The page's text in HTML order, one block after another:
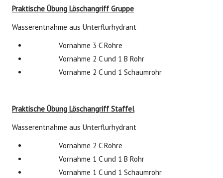
Praktische Übung Löschangriff Gruppe
Wasserentnahme aus Unterflurhydrant
Vornahme 3 C Rohre
Vornahme 2 C und 1 B Rohr
Vornahme 2 C und 1 Schaumrohr
Praktische Übung Löschangriff Staffel
Wasserentnahme aus Unterflurhydrant
Vornahme 2 C Rohre
Vornahme 1 C und 1 B Rohr
Vornahme 1 C und 1 Schaumrohr